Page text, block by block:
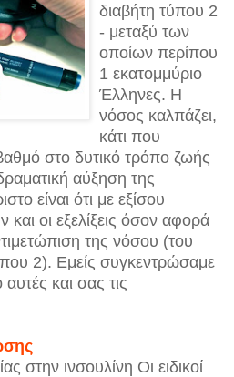
διαβήτη τύπου 2
- μεταξύ των
οποίων περίπου
1 εκατομμύριο
Έλληνες. Η
νόσος καλπάζει,
κάτι που
στο δυτικό τρόπο ζωής
αύξηση της
είναι ότι με εξίσου
οι εξελίξεις όσον αφορά
της νόσου (του
2). Εμείς συγκεντρώσαμε
και σας τις
στην ινσουλίνη Οι ειδικοί